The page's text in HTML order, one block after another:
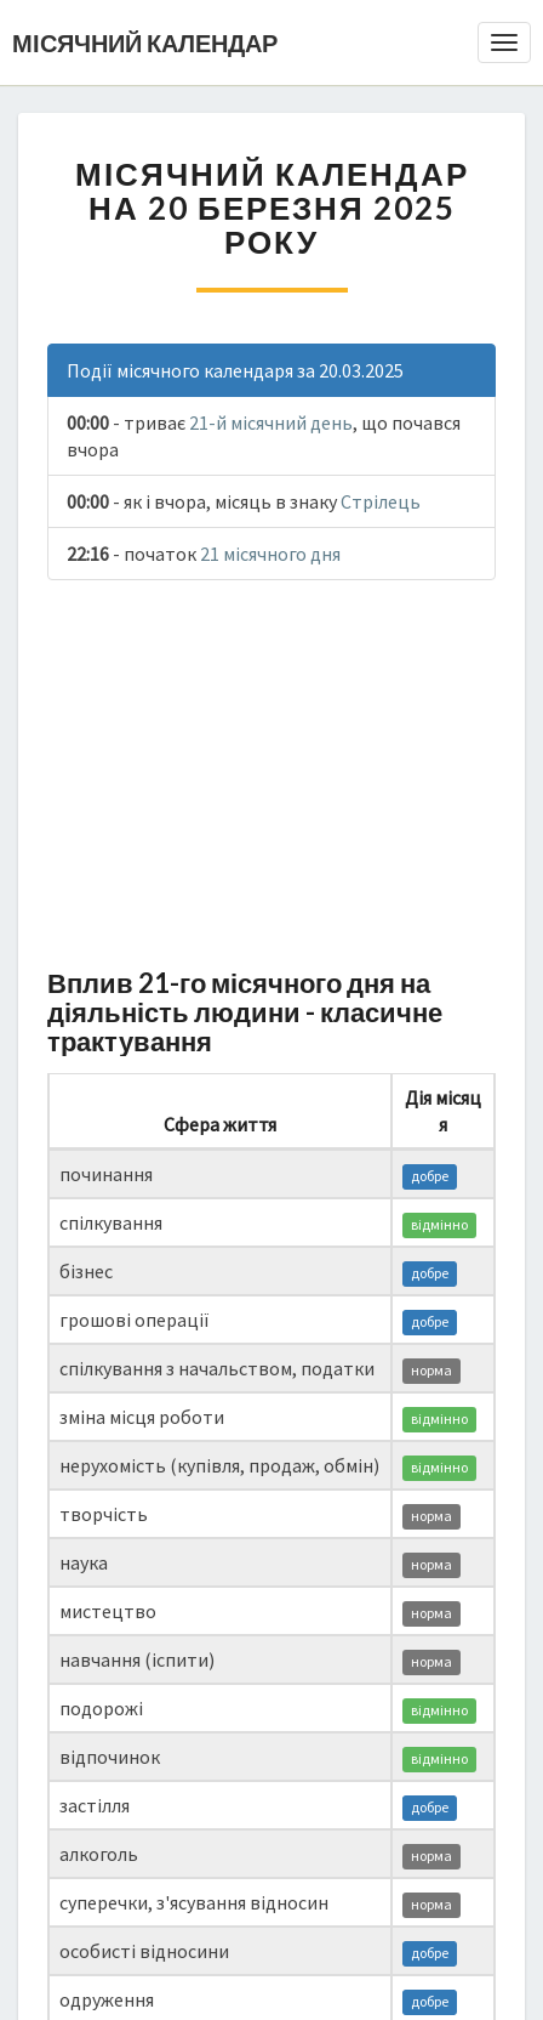
МІСЯЧНИЙ КАЛЕНДАР
МІСЯЧНИЙ КАЛЕНДАР
НА 20 БЕРЕЗНЯ 2025
РОКУ
Події місячного календаря за 20.03.2025
00:00 - триває 21-й місячний день, що почався
вчора
00:00 - як і вчора, місяць в знакуСтрілець
22:16 - початок 21 місячного дня
Вплив 21-го місячного дня на
діяльність людини - класичне
трактування
Сфера життя
Дія місяц
я
починання добре
спілкування відмінно
бізнес добре
грошові операції добре
спілкування з начальством, податки норма
зміна місця роботи відмінно
нерухомість (купівля, продаж, обмін) відмінно
творчість норма
наука норма
мистецтво норма
навчання (іспити) норма
подорожі відмінно
відпочинок відмінно
застілля добре
алкоголь норма
суперечки, з'ясування відносин норма
особисті відносини добре
одруження добре